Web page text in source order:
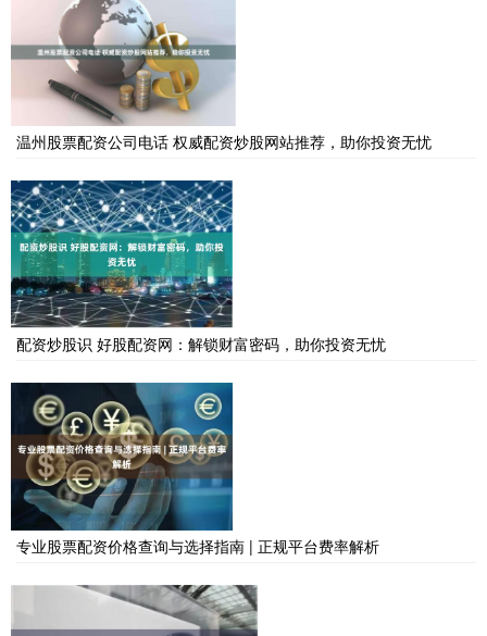
温州股票配资公司电话 权威配资炒股网站推荐，助你投资无忧
配资炒股识 好股配资网：解锁财富密码，助你投资无忧
专业股票配资价格查询与选择指南 | 正规平台费率解析